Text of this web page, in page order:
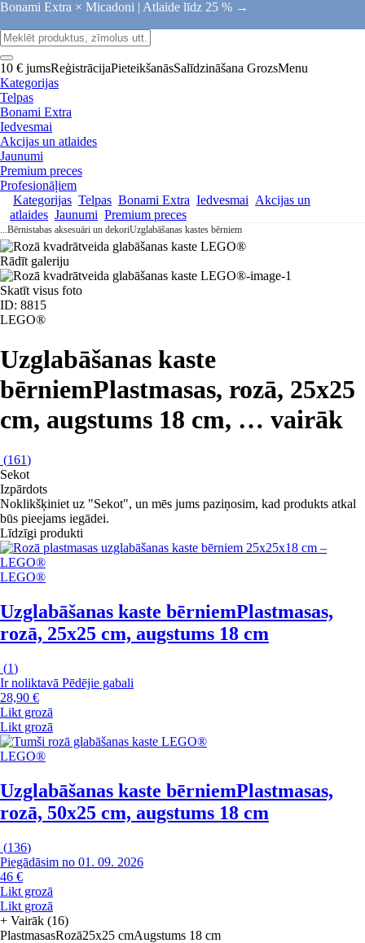
Bonami Extra × Micadoni | Atlaide līdz 25 % →
10 € jumsReģistrācijaPieteikšanāsSalīdzināšana GrozsMenu
Kategorijas
Telpas
Bonami Extra
Iedvesmai
Akcijas un atlaides
Jaunumi
Premium preces
Profesionāļiem
Kategorijas Telpas Bonami Extra Iedvesmai Akcijas un
atlaides Jaunumi Premium preces
...Bērnistabas aksesuāri un dekoriUzglabāšanas kastes bērniem
Rādīt galeriju
Skatīt visus foto
ID: 8815
LEGO®
Uzglabāšanas kaste
bērniemPlastmasas, rozā, 25x25
cm, augstums 18 cm, … vairāk
(161)
Sekot
Izpārdots
Noklikšķiniet uz "Sekot", un mēs jums paziņosim, kad produkts atkal
būs pieejams iegādei.
Līdzīgi produkti
LEGO®
Uzglabāšanas kaste bērniemPlastmasas,
rozā, 25x25 cm, augstums 18 cm
(1)
Ir noliktavā Pēdējie gabali
28,90 €
Likt grozā
Likt grozā
LEGO®
Uzglabāšanas kaste bērniemPlastmasas,
rozā, 50x25 cm, augstums 18 cm
(136)
Piegādāsim no 01. 09. 2026
46 €
Likt grozā
Likt grozā
+ Vairāk (16)
PlastmasasRozā25x25 cmAugstums 18 cm